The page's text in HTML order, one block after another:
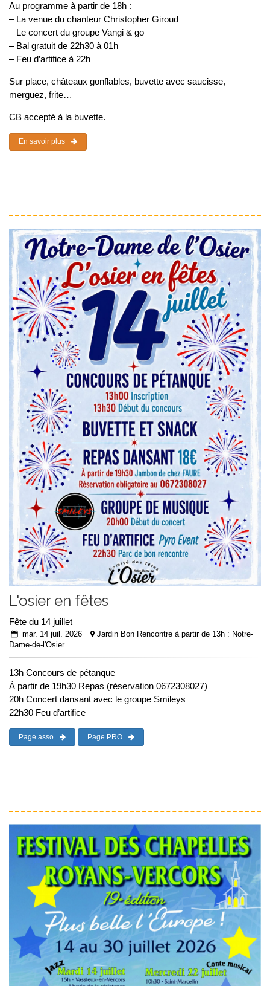
Au programme à partir de 18h :
– La venue du chanteur Christopher Giroud
– Le concert du groupe Vangi & go
– Bal gratuit de 22h30 à 01h
– Feu d’artifice à 22h
Sur place, châteaux gonflables, buvette avec saucisse,
merguez, frite…
CB accepté à la buvette.
En savoir plus
L'osier en fêtes
Fête du 14 juillet
mar. 14 juil. 2026
Jardin Bon Rencontre à partir de 13h : Notre-
Dame-de-l'Osier
13h Concours de pétanque
À partir de 19h30 Repas (réservation 0672308027)
20h Concert dansant avec le groupe Smileys
22h30 Feu d’artifice
Page asso Page PRO